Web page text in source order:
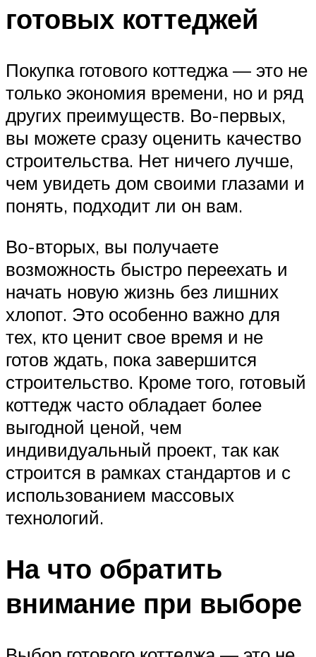
готовых коттеджей
Покупка готового коттеджа — это не
только экономия времени, но и ряд
других преимуществ. Во-первых,
вы можете сразу оценить качество
строительства. Нет ничего лучше,
чем увидеть дом своими глазами и
понять, подходит ли он вам.
Во-вторых, вы получаете
возможность быстро переехать и
начать новую жизнь без лишних
хлопот. Это особенно важно для
тех, кто ценит свое время и не
готов ждать, пока завершится
строительство. Кроме того, готовый
коттедж часто обладает более
выгодной ценой, чем
индивидуальный проект, так как
строится в рамках стандартов и с
использованием массовых
технологий.
На что обратить
внимание при выборе